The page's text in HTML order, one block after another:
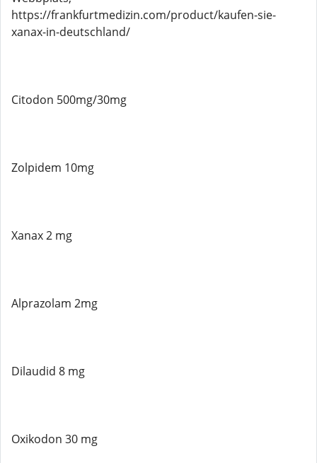
https://frankfurtmedizin.com/product/kaufen-sie-
xanax-in-deutschland/
Citodon 500mg/30mg
Zolpidem 10mg
Xanax 2 mg
Alprazolam 2mg
Dilaudid 8 mg
Oxikodon 30 mg